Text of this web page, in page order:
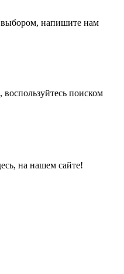
выбором, напишите нам
поиском
на нашем сайте!